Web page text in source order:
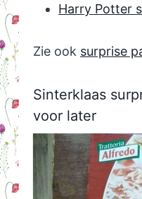
Harry Potter
Zie ook surprise
Sinterklaas
voor later